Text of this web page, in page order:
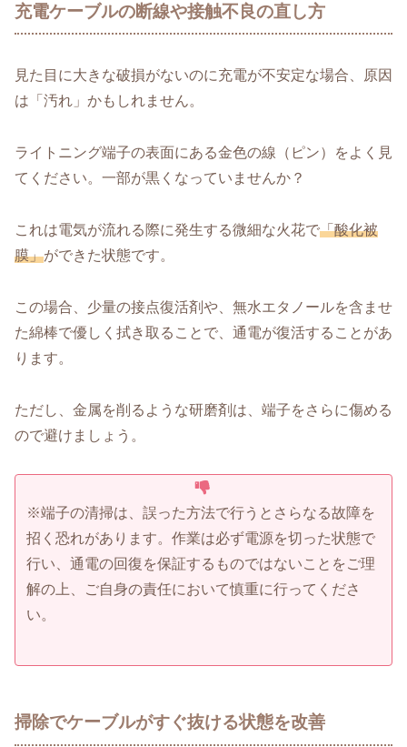
充電ケーブルの断線や接触不良の直し方
見た目に大きな破損がないのに充電が不安定な場合、原因
は「汚れ」かもしれません。
ライトニング端子の表面にある金色の線（ピン）をよく見
てください。一部が黒くなっていませんか？
これは電気が流れる際に発生する微細な火花で「酸化被
膜」ができた状態です。
この場合、少量の接点復活剤や、無水エタノールを含ませ
た綿棒で優しく拭き取ることで、通電が復活することがあ
ります。
ただし、金属を削るような研磨剤は、端子をさらに傷める
ので避けましょう。
※端子の清掃は、誤った方法で行うとさらなる故障を
招く恐れがあります。作業は必ず電源を切った状態で
行い、通電の回復を保証するものではないことをご理
解の上、ご自身の責任において慎重に行ってくださ
い。
掃除でケーブルがすぐ抜ける状態を改善